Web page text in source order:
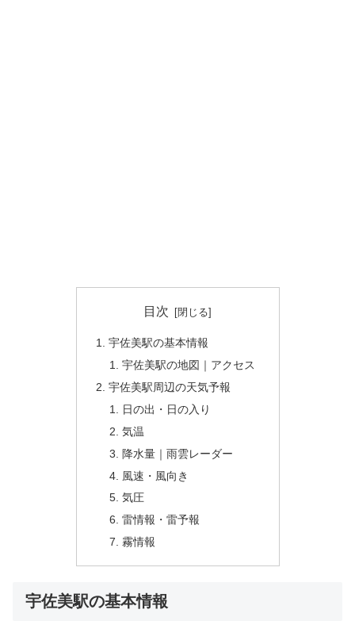
目次
宇佐美駅の基本情報
宇佐美駅の地図｜アクセス
宇佐美駅周辺の天気予報
日の出・日の入り
気温
降水量｜雨雲レーダー
風速・風向き
気圧
雷情報・雷予報
霧情報
宇佐美駅の基本情報